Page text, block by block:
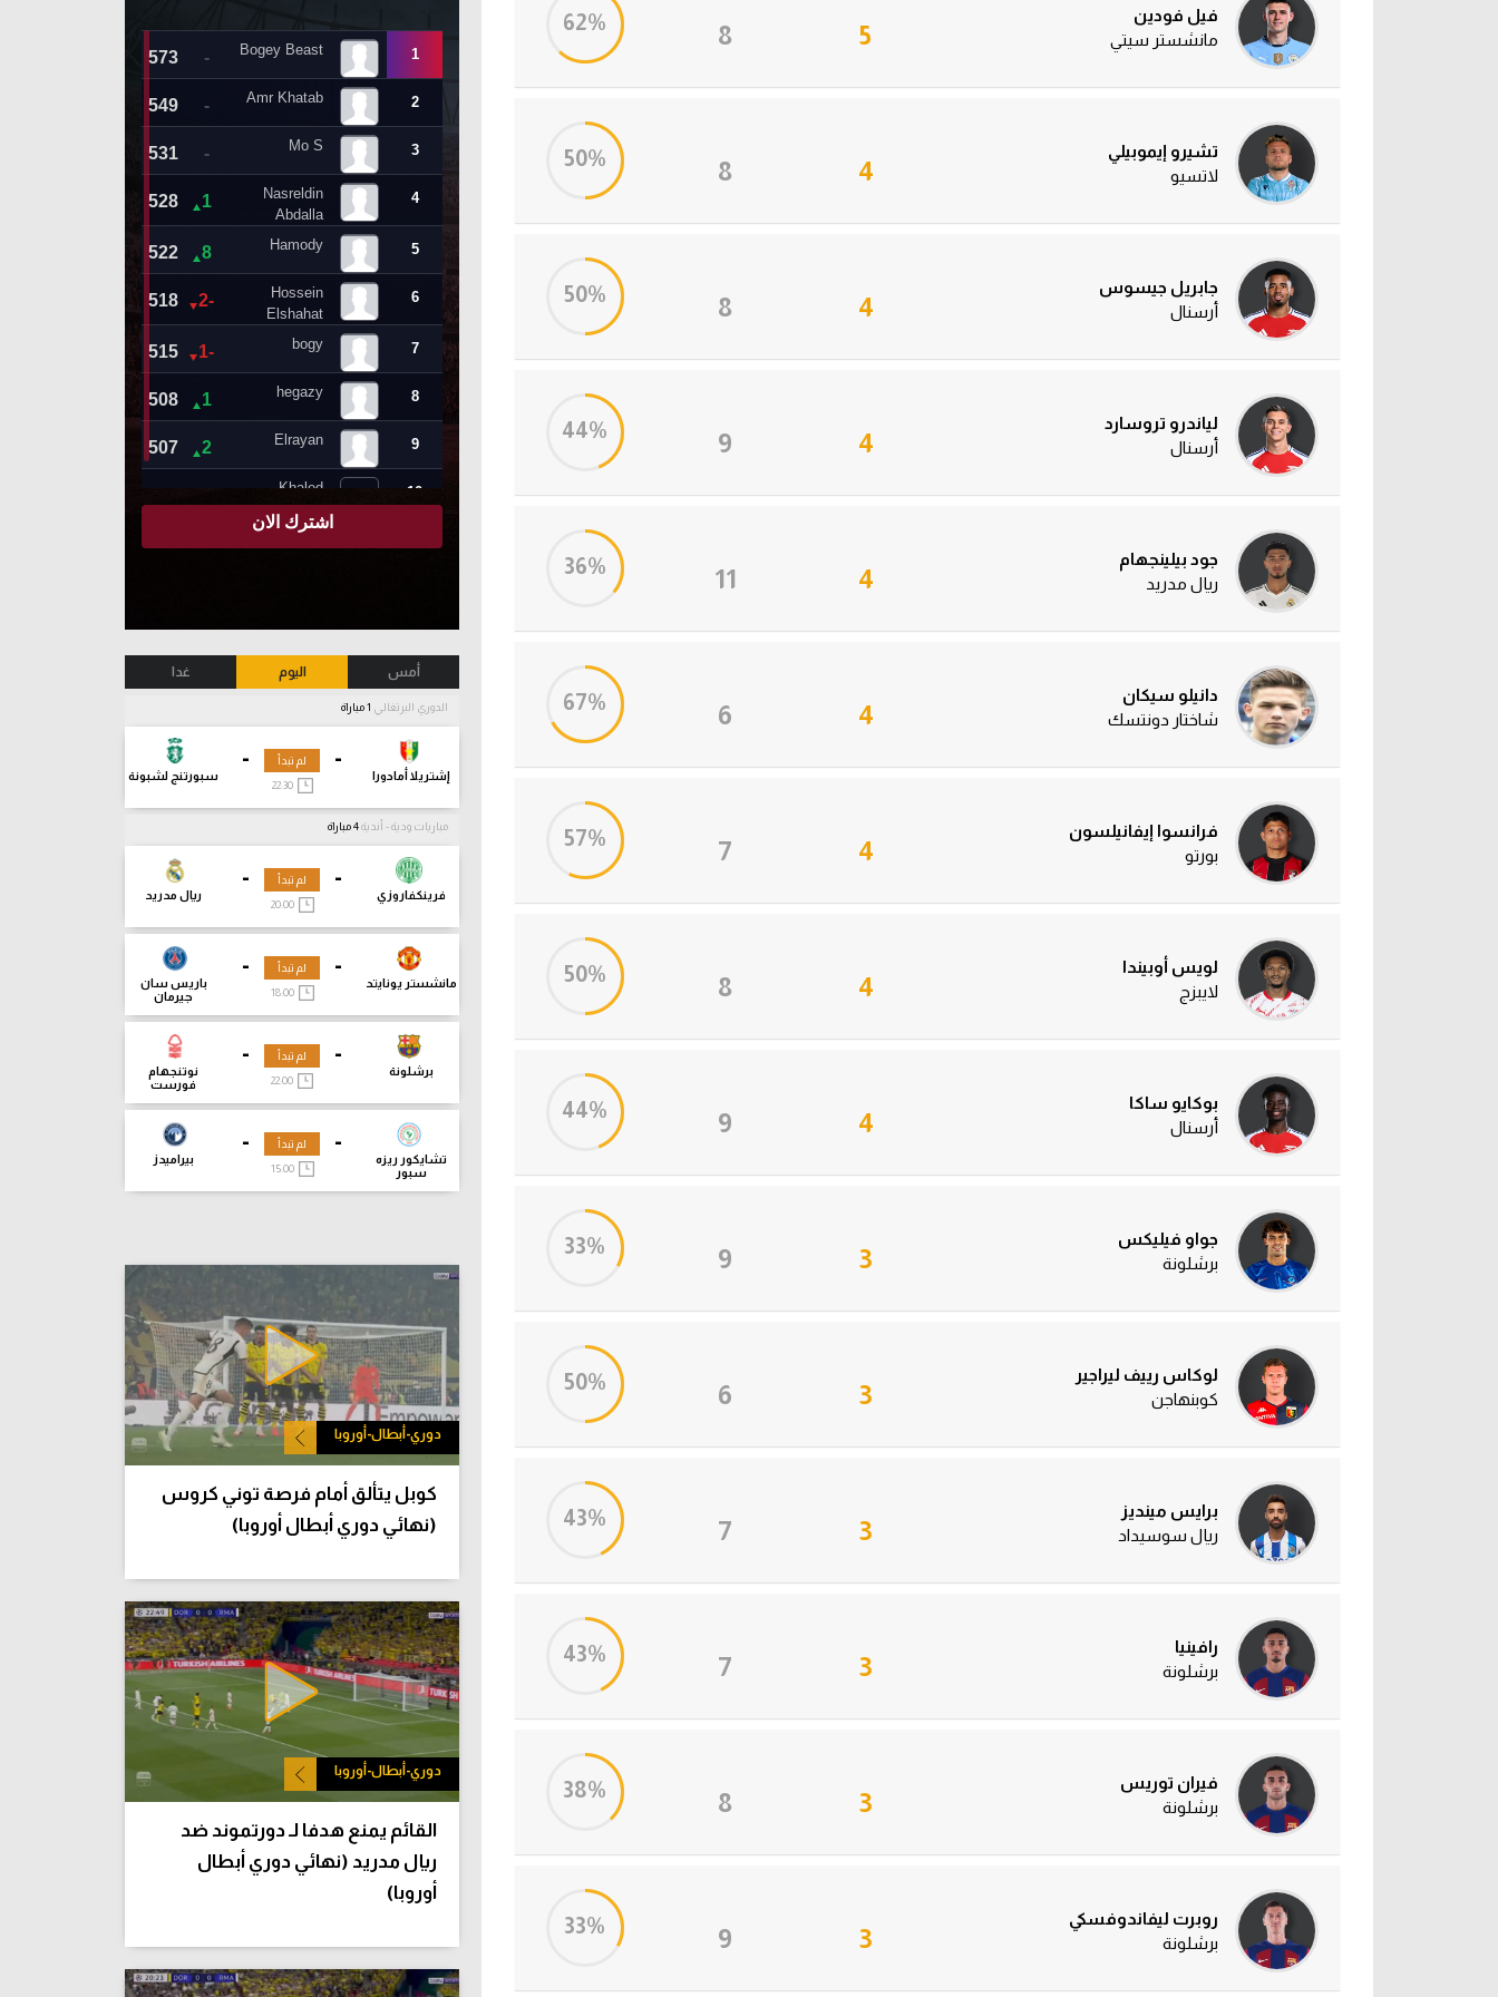
فيل فودين
مانشستر سيتي
5
8
62%
تشيرو إيموبيلي
لاتسيو
4
8
50%
جابريل جيسوس
أرسنال
4
8
50%
لياندرو تروسارد
أرسنال
4
9
44%
جود بيلينجهام
ريال مدريد
4
11
36%
دانيلو سيكان
شاختار دونتسك
4
6
67%
فرانسوا إيفانيلسون
بورتو
4
7
57%
لويس أوبيندا
لايبزج
4
8
50%
بوكايو ساكا
أرسنال
4
9
44%
جواو فيليكس
برشلونة
3
9
33%
لوكاس رييف ليراجير
كوبنهاجن
3
6
50%
برايس مينديز
ريال سوسيداد
3
7
43%
رافينيا
برشلونة
3
7
43%
فيران توريس
برشلونة
3
8
38%
روبرت ليفاندوفسكي
برشلونة
3
9
33%
أمس اليوم غدا
الدوري البرتغالي
-
إشتريلا أمادورا
-
سبورتنج لشبونة
لم تبدأ
22:30
مباريات ودية - أندية
-
فرينكفاروزي
-
ريال مدريد
لم تبدأ
20:00
-
مانشستر يونايتد
-
باريس سان
جيرمان
لم تبدأ
18:00
-
برشلونة
-
نوتنجهام
فورست
لم تبدأ
-
تشايكور ريزه
سبور
-
بيراميدز
لم تبدأ
15:00
دوري-أبطال-أوروبا
كوبل يتألق أمام فرصة توني كروس
(نهائي دوري أبطال أوروبا)
دوري-أبطال-أوروبا
القائم يمنع هدفا لـ دورتموند ضد
ريال مدريد (نهائي دوري أبطال
أوروبا)